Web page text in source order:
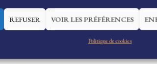
REFUSER VOIR LES PRÉFÉRENCES
Politique de cookies
la malice de Poutine et la
Stratèges